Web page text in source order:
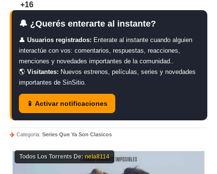
+16
🔔 ¿Querés enterarte al instante?
👤 Usuarios registrados: Enterate al instante cuando alguien
interactúe con vos: comentarios, respuestas, reacciones,
menciones y novedades importantes de la comunidad..
🌎 Visitantes: Nuevos estrenos, películas, series y novedades
importantes de SinSitio.
📱 Activar notificaciones
Categoria: Series Que Ya Son Clasicos
Todos Los Torrents De:nela8114